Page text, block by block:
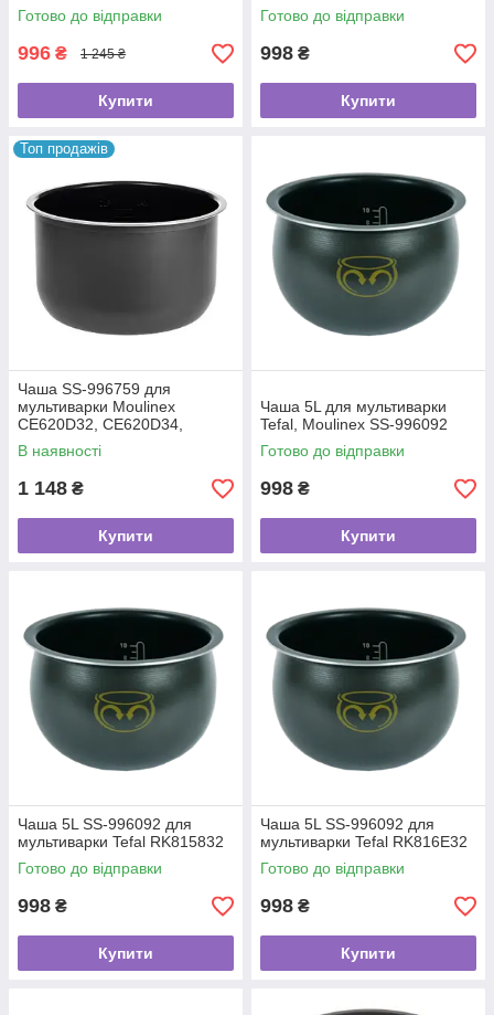
Готово до відправки
996 ₴ 1 245 ₴
Купити
Готово до відправки
998 ₴
Купити
Топ продажів
Чаша SS-996759 для
мультиварки Moulinex
CE620D32, CE620D34,
EPC11
В наявності
1 148 ₴
Купити
Чаша 5L для мультиварки
Tefal, Moulinex SS-996092
Готово до відправки
998 ₴
Купити
Чаша 5L SS-996092 для
мультиварки Tefal RK815832
Готово до відправки
998 ₴
Купити
Чаша 5L SS-996092 для
мультиварки Tefal RK816E32
Готово до відправки
998 ₴
Купити